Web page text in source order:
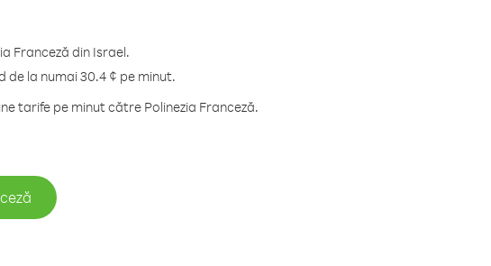
Franceză din Israel.
de la numai 30.4 ¢ pe minut.
tarife pe minut către Polinezia Franceză.